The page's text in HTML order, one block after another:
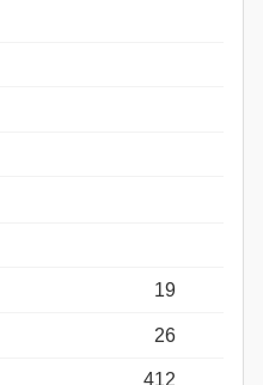
19
26
412